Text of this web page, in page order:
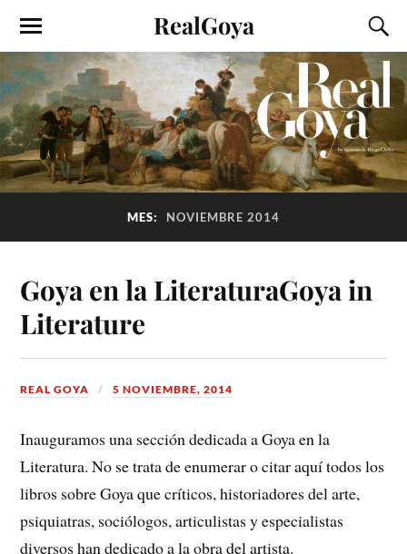
RealGoya
MES: NOVIEMBRE 2014
Goya en la LiteraturaGoya in
Literature
REAL GOYA 5 NOVIEMBRE, 2014
Inauguramos una sección dedicada a Goya en la
Literatura. No se trata de enumerar o citar aquí todos los
libros sobre Goya que críticos, historiadores del arte,
psiquiatras, sociólogos, articulistas y especialistas
diversos han dedicado a la obra del artista.